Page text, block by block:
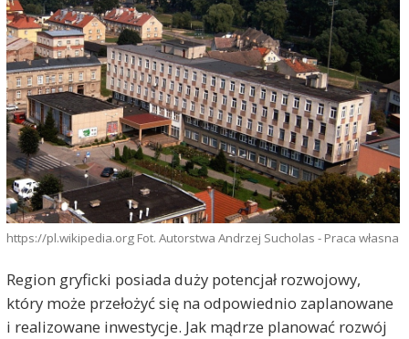
https://pl.wikipedia.org Fot. Autorstwa Andrzej Sucholas - Praca własna
Region gryficki posiada duży potencjał rozwojowy,
który może przełożyć się na odpowiednio zaplanowane
i realizowane inwestycje. Jak mądrze planować rozwój